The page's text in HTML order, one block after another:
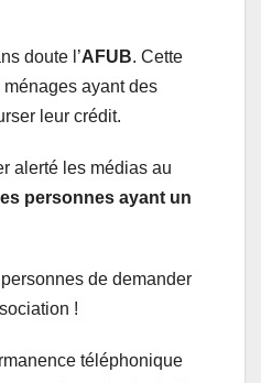
doute l’AFUB. Cette
ayant des
leur crédit.
alerté les médias au
personnes ayant un
de demander
!
téléphonique